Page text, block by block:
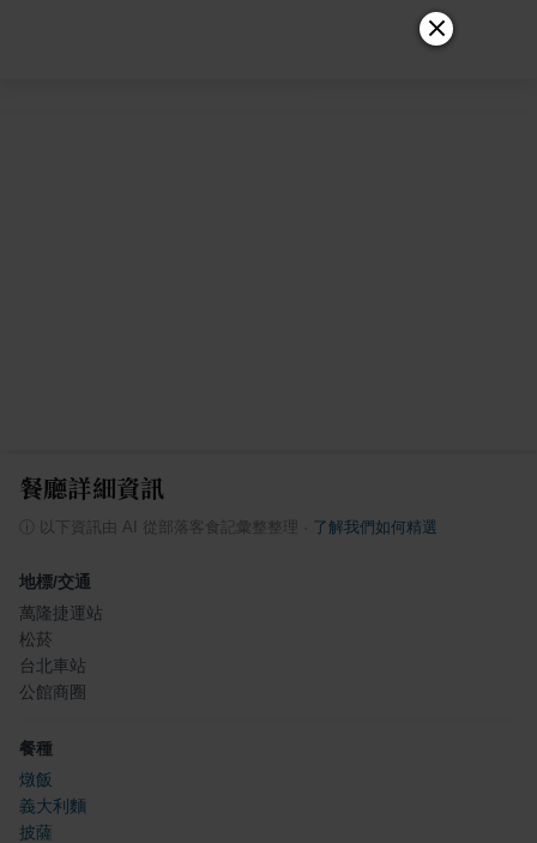
餐廳詳細資訊
以下資訊由 AI 從部落客食記彙整整理 了解我們如何精選
地標/交通
萬隆捷運站
松菸
台北車站
公館商圈
餐種
燉飯
義大利麵
披薩